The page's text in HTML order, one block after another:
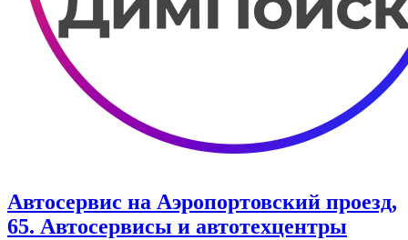
Автосервис на Аэропортовский проезд,
65. Автосервисы и автотехцентры